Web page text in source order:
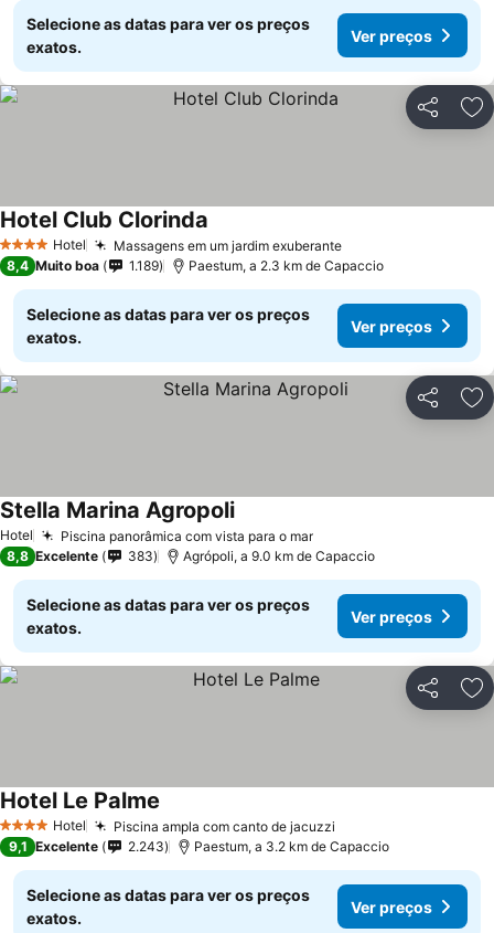
Selecione as datas para ver os preços
exatos.
Ver preços
Partilhar
4 EstrelasHotel Massagens em um jardim exuberante
Hotel Club Clorinda
8,4 Muito boa 1.189 Paestum, a 2.3 km de Capaccio
Selecione as datas para ver os preços
exatos.
Ver preços
Partilhar
Hotel Piscina panorâmica com vista para o mar
Stella Marina Agropoli
8,8 Excelente 383 Agrópoli, a 9.0 km de Capaccio
Selecione as datas para ver os preços
exatos.
Ver preços
Partilhar
4 EstrelasHotel Piscina ampla com canto de jacuzzi
Hotel Le Palme
9,1 Excelente 2.243 Paestum, a 3.2 km de Capaccio
Selecione as datas para ver os preços
exatos.
Ver preços